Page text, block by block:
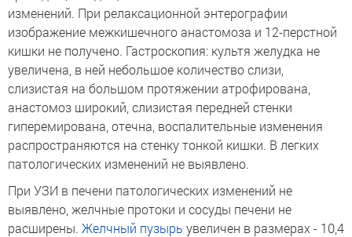
изменений. При релаксационной энтерографии
изображение межкишечного анастомоза и 12-перстной
кишки не получено. Гастроскопия: культя желудка не
увеличена, в ней небольшое количество слизи,
слизистая на большом протяжении атрофирована,
анастомоз широкий, слизистая передней стенки
гиперемирована, отечна, воспалительные изменения
распространяются на стенку тонкой кишки. В легких
патологических изменений не выявлено.
При УЗИ в печени патологических изменений не
выявлено, желчные протоки и сосуды печени не
расширены. Желчный пузырь увеличен в размерах - 10,4